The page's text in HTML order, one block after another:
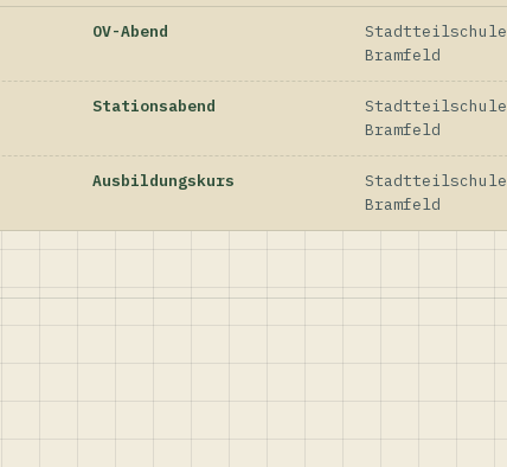
OV-Abend
Stadtteilschule
Bramfeld
Stationsabend
Stadtteilschule
Bramfeld
Ausbildungskurs
Stadtteilschule
Bramfeld